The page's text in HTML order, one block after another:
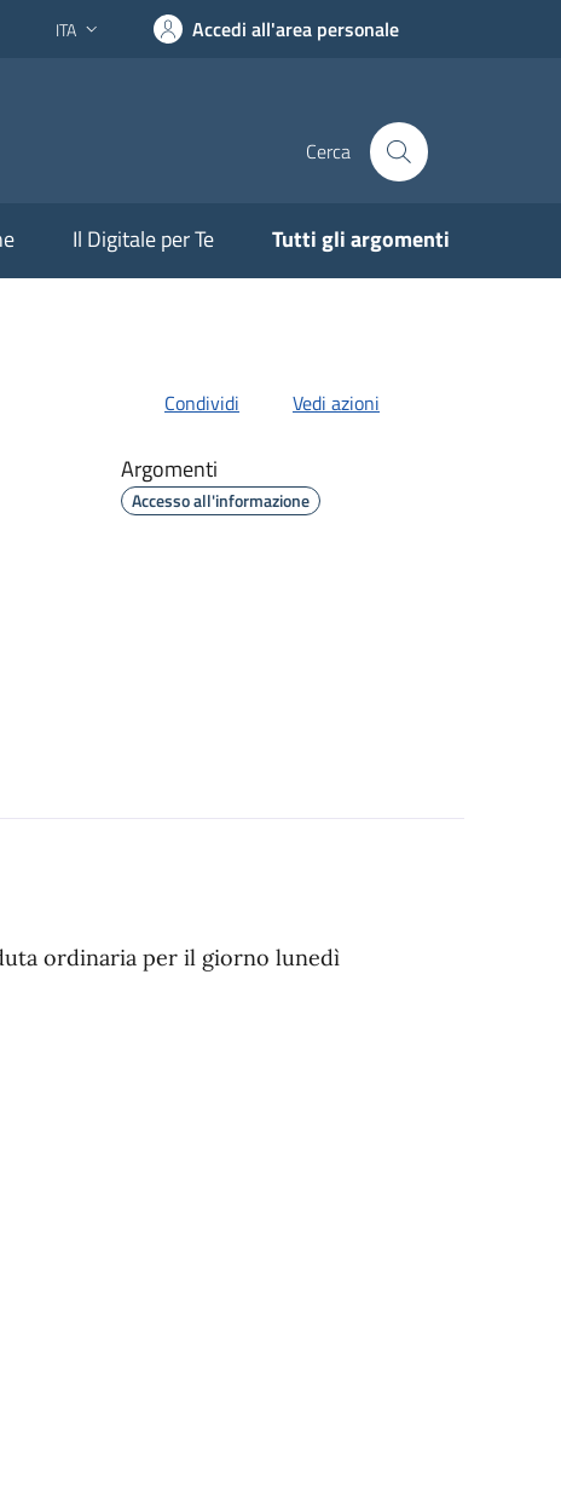
Lingua attiva:
ITA Accedi all'area personale
Cerca
Il Digitale per Te Tutti gli argomenti
Condividi Vedi azioni
Argomenti
Accesso all'informazione
ordinaria per il giorno lunedì